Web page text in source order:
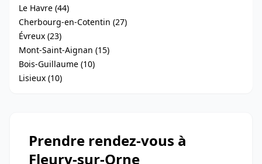
Le Havre (44)
Cherbourg-en-Cotentin (27)
Évreux (23)
Mont-Saint-Aignan (15)
Bois-Guillaume (10)
Lisieux (10)
Prendre rendez-vous à
Fleury-sur-Orne